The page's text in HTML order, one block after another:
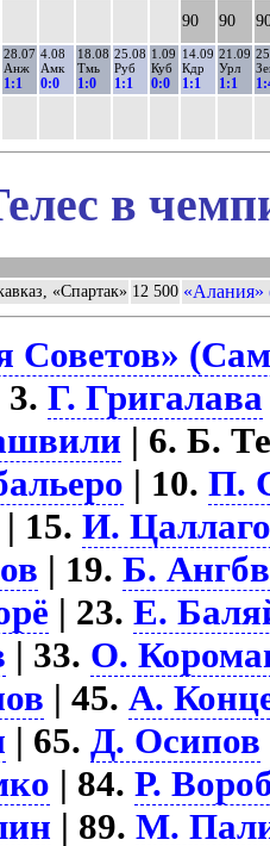
90 90
28.07
Анж
1:1
4.08
Амк
0:0
18.08
Тмь
1:0
25.08
Руб
1:1
1.09
Куб
0:0
14.09
Кдр
1:1
21.09
Урл
1:1
в
«Спартак» 12 500 «Алания»
Советов»
3.Г. Григалава
| 6. Б.
| 10.П.
| 15.И.
| 19.Б.
| 23.Е.
| 33. О.
| 45.А.
| 65.Д. Осипов
| 84.Р.
| 89.М.